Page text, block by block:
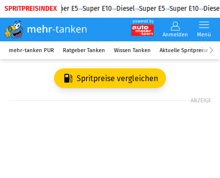
SPRITPREISINDEX
Diesel Super E5 Super E10 Diesel Super E5 Super E10 Diesel
powered by
Anmelden Menü
mehr-tanken PUR Ratgeber Tanken Wissen Tanken Aktuelle Spritpreise
Spritpreise vergleichen
ANZEIGE